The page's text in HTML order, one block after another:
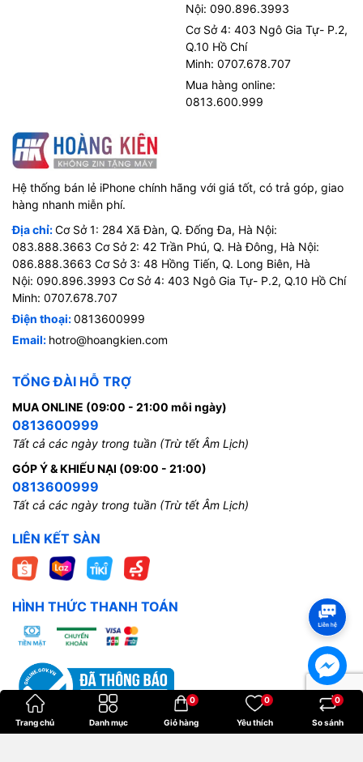
Nội: 090.896.3993
Cơ Sở 4: 403 Ngô Gia Tự- P.2,
Q.10 Hồ Chí
Minh: 0707.678.707
Mua hàng online:
0813.600.999
Hệ thống bán lẻ iPhone chính hãng với giá tốt, có trả góp, giao
hàng nhanh miễn phí.
Địa chỉ:Cơ Sở 1: 284 Xã Đàn, Q. Đống Đa, Hà Nội:
083.888.3663 Cơ Sở 2: 42 Trần Phú, Q. Hà Đông, Hà Nội:
086.888.3663 Cơ Sở 3: 48 Hồng Tiến, Q. Long Biên, Hà
Nội: 090.896.3993 Cơ Sở 4: 403 Ngô Gia Tự- P.2, Q.10 Hồ Chí
Minh: 0707.678.707
Điện thoại:0813600999
Email: hotro@hoangkien.com
TỔNG ĐÀI HỖ TRỢ
MUA ONLINE (09:00 - 21:00 mỗi ngày)
0813600999
Tất cả các ngày trong tuần (Trừ tết Âm Lịch)
GÓP Ý & KHIẾU NẠI (09:00 - 21:00)
0813600999
Tất cả các ngày trong tuần (Trừ tết Âm Lịch)
LIÊN KẾT SÀN
HÌNH THỨC THANH TOÁN
Trang chủ Danh mục Giỏ hàng
0
Yêu thích
0
So sánh
0